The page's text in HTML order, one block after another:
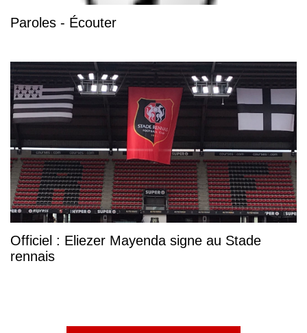
Paroles - Écouter
Officiel : Eliezer Mayenda signe au Stade
rennais